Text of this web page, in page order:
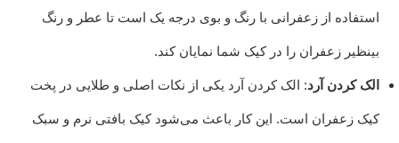
استفاده از زعفرانی با رنگ و بوی درجه یک است تا عطر و رنگ
بینظیر زعفران را در کیک شما نمایان کند.
الک کردن آرد: الک کردن آرد یکی از نکات اصلی و طلایی در پخت
کیک زعفران است. این کار باعث می‌شود کیک بافتی نرم و سبک